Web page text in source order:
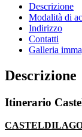
Descrizione
Modalità di
Indirizzo
Contatti
Galleria
Descrizione
Itinerario